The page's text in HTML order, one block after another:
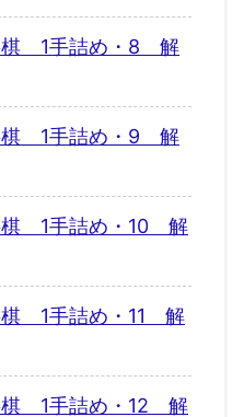
棋 1手詰め・8 解
棋 1手詰め・9 解
棋 1手詰め・10 解
棋 1手詰め・11 解
棋 1手詰め・12 解